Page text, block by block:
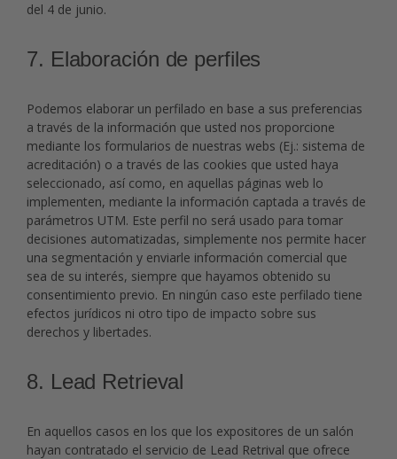
del 4 de junio.
7. Elaboración de perfiles
Podemos elaborar un perfilado en base a sus preferencias
a través de la información que usted nos proporcione
mediante los formularios de nuestras webs (Ej.: sistema de
acreditación) o a través de las cookies que usted haya
seleccionado, así como, en aquellas páginas web lo
implementen, mediante la información captada a través de
parámetros UTM. Este perfil no será usado para tomar
decisiones automatizadas, simplemente nos permite hacer
una segmentación y enviarle información comercial que
sea de su interés, siempre que hayamos obtenido su
consentimiento previo. En ningún caso este perfilado tiene
efectos jurídicos ni otro tipo de impacto sobre sus
derechos y libertades.
8. Lead Retrieval
En aquellos casos en los que los expositores de un salón
hayan contratado el servicio de Lead Retrival que ofrece